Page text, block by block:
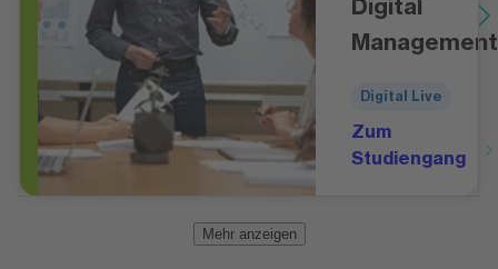
Digital
Management
Digital Live
Zum
Studiengang
Mehr anzeigen